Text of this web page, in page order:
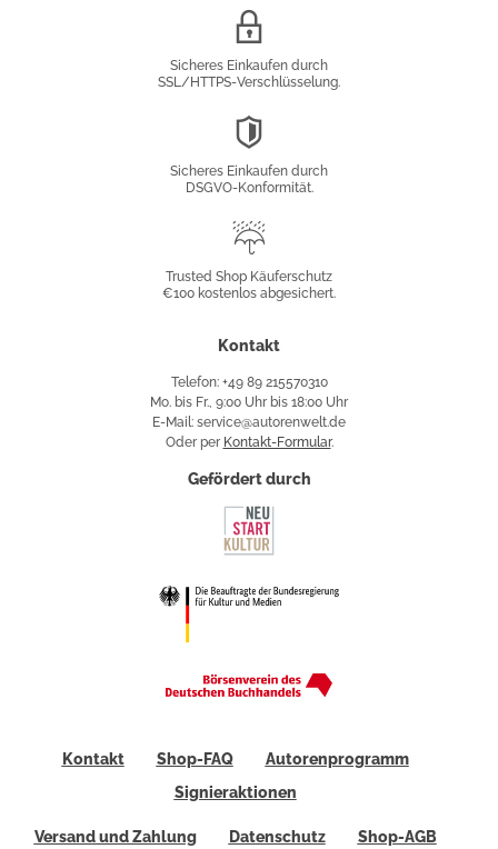
Sicheres Einkaufen durch
SSL/HTTPS-Verschlüsselung.
Sicheres Einkaufen durch
DSGVO-Konformität.
Käuferschutz
Trusted Shop Käuferschutz
€100 kostenlos abgesichert.
Kontakt
Telefon: +49 89 215570310
Mo. bis Fr., 9:00 Uhr bis 18:00 Uhr
E-Mail: service@autorenwelt.de
Oder per Kontakt-Formular.
Gefördert durch
Kontakt Shop-FAQ
Autorenprogramm
Signieraktionen
Versand und Zahlung Datenschutz Shop-AGB